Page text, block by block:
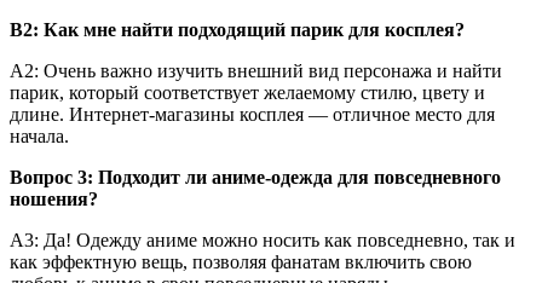
В2: Как мне найти подходящий парик для косплея?
A2: Очень важно изучить внешний вид персонажа и найти
парик, который соответствует желаемому стилю, цвету и
длине. Интернет-магазины косплея — отличное место для
начала.
Вопрос 3: Подходит ли аниме-одежда для повседневного
ношения?
А3: Да! Одежду аниме можно носить как повседневно, так и
как эффектную вещь, позволяя фанатам включить свою